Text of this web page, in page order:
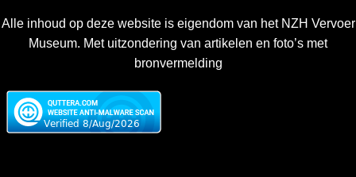
Alle inhoud op deze website is eigendom van het NZH Vervoer
Museum. Met uitzondering van artikelen en foto’s met
bronvermelding